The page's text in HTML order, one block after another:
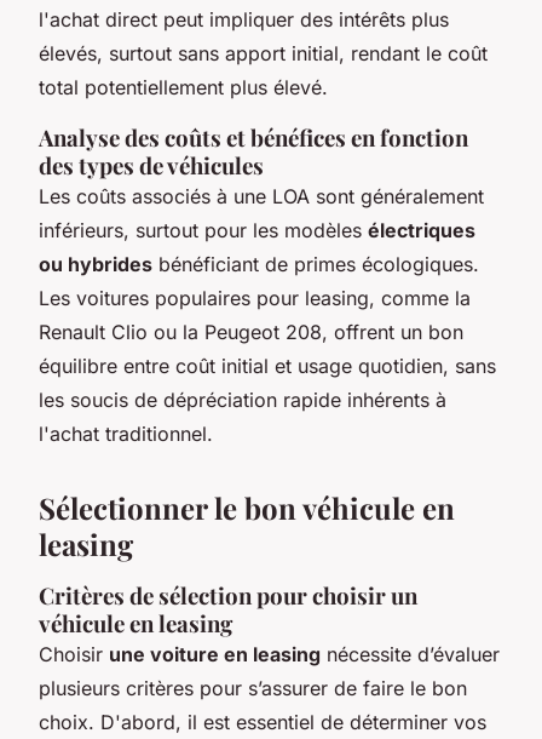
l'achat direct peut impliquer des intérêts plus
élevés, surtout sans apport initial, rendant le coût
total potentiellement plus élevé.
Analyse des coûts et bénéfices en fonction
des types de véhicules
Les coûts associés à une LOA sont généralement
inférieurs, surtout pour les modèles électriques
ou hybrides bénéficiant de primes écologiques.
Les voitures populaires pour leasing, comme la
Renault Clio ou la Peugeot 208, offrent un bon
équilibre entre coût initial et usage quotidien, sans
les soucis de dépréciation rapide inhérents à
l'achat traditionnel.
Sélectionner le bon véhicule en
leasing
Critères de sélection pour choisir un
véhicule en leasing
Choisir une voiture en leasing nécessite d’évaluer
plusieurs critères pour s’assurer de faire le bon
choix. D'abord, il est essentiel de déterminer vos